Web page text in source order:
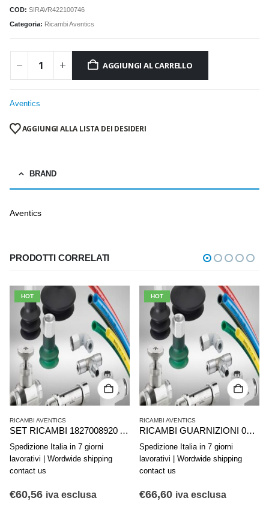
COD: SIRAVR422100746
Categoria: Ricambi Aventics
AGGIUNGI AL CARRELLO
Aventics
AGGIUNGI ALLA LISTA DEI DESIDERI
BRAND
Aventics
PRODOTTI CORRELATI
HOT
RICAMBI AVENTICS
SET RICAMBI 1827008920 AVENTICS SERIE KPZ D40
Spedizione Italia in 7 giorni
lavorativi | Wordwide shipping
contact us
€60,56 iva esclusa
HOT
RICAMBI AVENTICS
RICAMBI GUARNIZIONI 0490394605 AVENTICS SERIE 167/168-063
Spedizione Italia in 7 giorni
lavorativi | Wordwide shipping
contact us
€66,60 iva esclusa